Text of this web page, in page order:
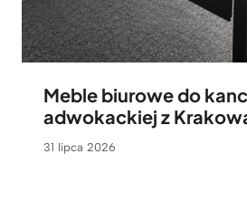
Meble biurowe do
adwokackiej z
31 lipca 2026